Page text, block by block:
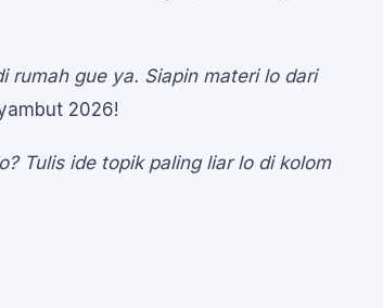
rumah gue ya. Siapin materi lo dari
2026!
Tulis ide topik paling liar lo di kolom